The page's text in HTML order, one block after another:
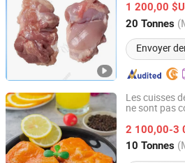
1 200,00
20 Tonnes
Envoyer
Shandong, China
Les cuisses
ne sont pas
2 100,00-3
10 Tonnes
Pintong International Trade
Shandong, China